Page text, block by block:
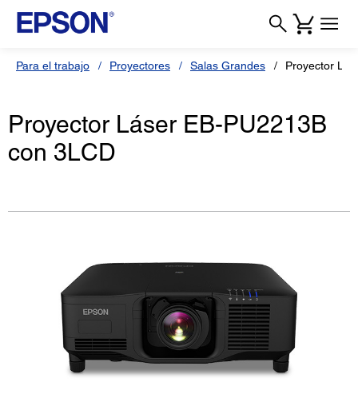
Para el trabajo Proyectores Salas Grandes Proyector
Proyector Láser EB-PU2213B
con 3LCD